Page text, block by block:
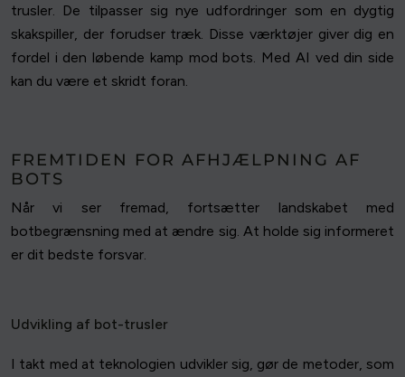
trusler. De tilpasser sig nye udfordringer som en dygtig
skakspiller, der forudser træk. Disse værktøjer giver dig en
fordel i den løbende kamp mod bots. Med AI ved din side
kan du være et skridt foran.
FREMTIDEN FOR AFHJÆLPNING AF
BOTS
Når vi ser fremad, fortsætter landskabet med
botbegrænsning med at ændre sig. At holde sig informeret
er dit bedste forsvar.
Udvikling af bot-trusler
I takt med at teknologien udvikler sig, gør de metoder, som